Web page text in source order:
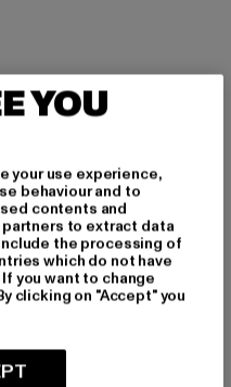
Baumwolle
| DE
YOU
your use experience,
behaviour and to
contents and
to extract data
the processing of
which do not have
you want to change
clicking on "Accept" you